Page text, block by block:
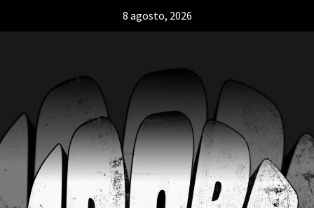
8 agosto, 2026